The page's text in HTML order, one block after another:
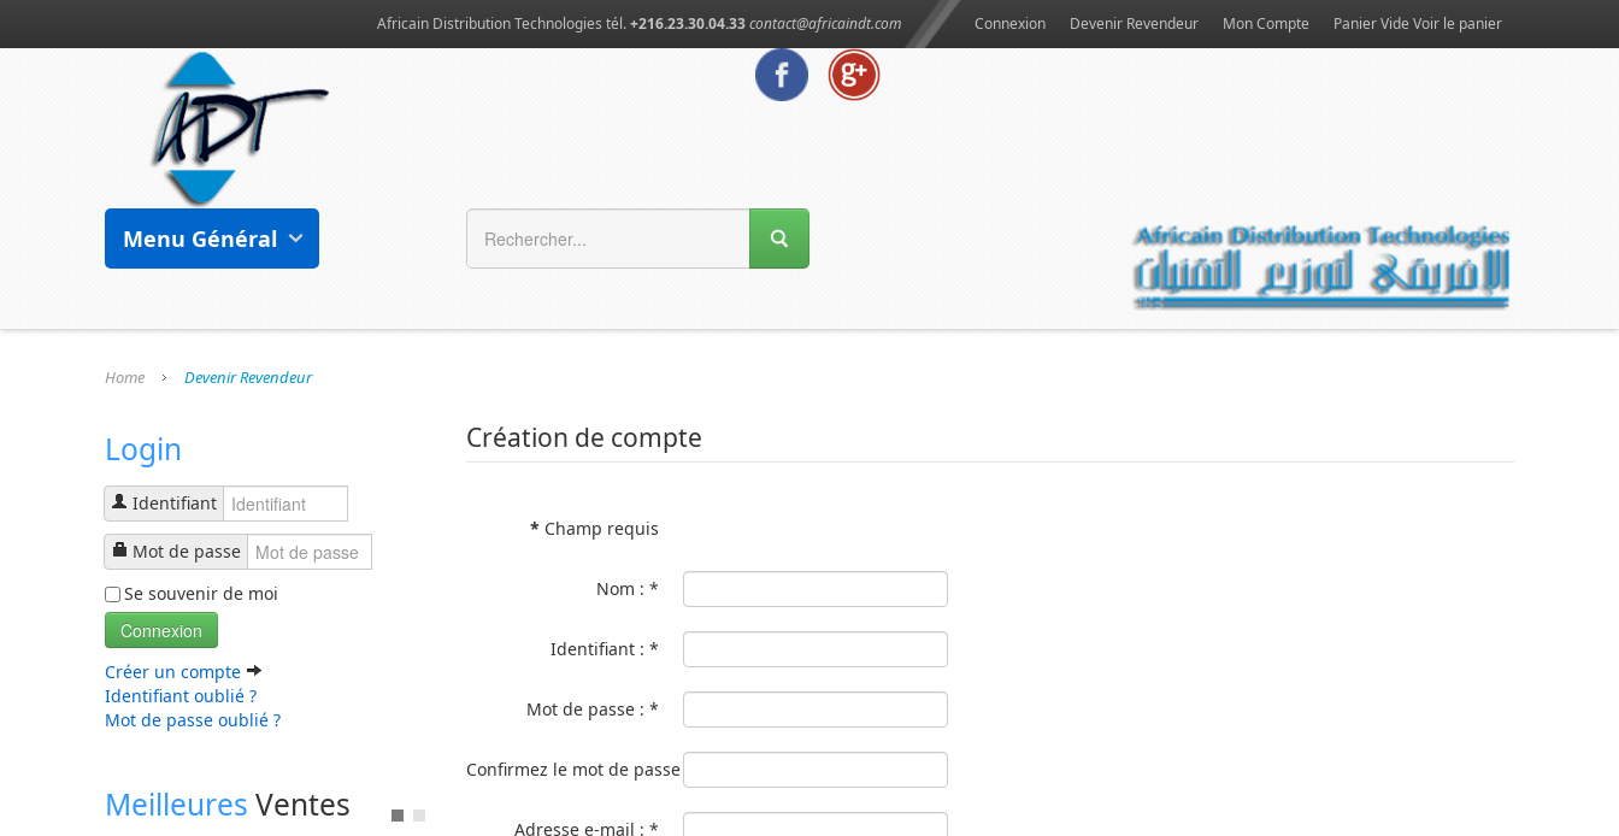
Panier Vide Voir le panier
Connexion Devenir Revendeur Mon Compte
Africain Distribution Technologies tél.+216.23.30.04.33contact@africaindt.com
Menu Général
Home Devenir Revendeur
Login
Identifiant
Mot de passe
Se souvenir de moi
Connexion
Créer un compte
Identifiant oublié ?
Mot de passe oublié ?
Meilleures Ventes
Création de compte
* Champ requis
Nom : *
Identifiant : *
Mot de passe : *
Confirmez le mot de passe :
Adresse e-mail : *